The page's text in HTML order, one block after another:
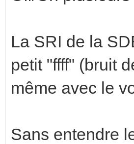
La SRI de la
petit "ffff" (bruit
même avec le
Sans entendre